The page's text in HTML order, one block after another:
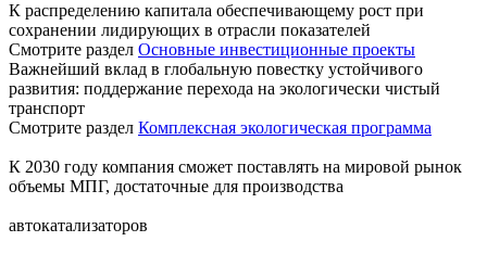
К распределению капитала обеспечивающему рост при
сохранении лидирующих в отрасли показателей
Смотрите раздел Основные инвестиционные проекты
Важнейший вклад в глобальную повестку устойчивого
развития: поддержание перехода на экологически чистый
транспорт
Смотрите раздел Комплексная экологическая программа
К 2030 году компания сможет поставлять на мировой рынок
объемы МПГ, достаточные для производства
автокатализаторов